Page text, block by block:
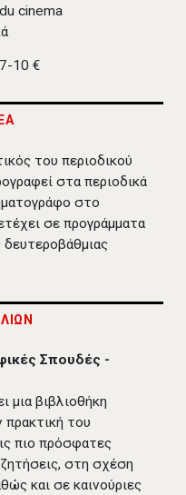
cinema
10 €
του περιοδικού
στα περιοδικά
στο
σε προγράμματα
Σπουδές -
μια βιβλιοθήκη
πρακτική του
πιο πρόσφατες
στη σχέση
και σε καινούριες